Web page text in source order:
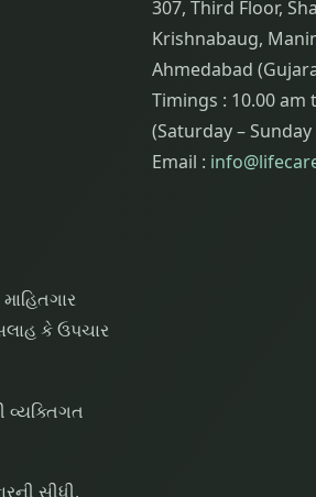
કે ઉપચાર
વ્યક્તિગત
સીધી,
307, Third Floor,
Krishnabaug,
Ahmedabad
Timings : 10.00 am
(Saturday – Sunday
Email :